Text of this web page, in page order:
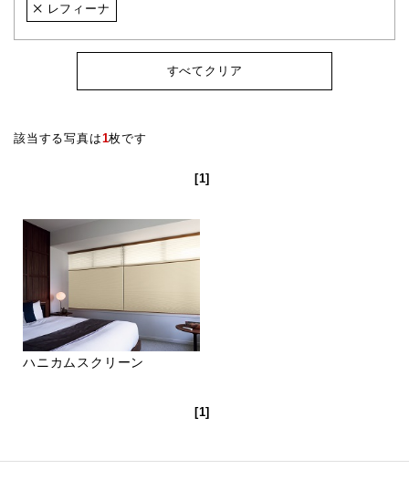
レフィーナ
すべてクリア
該当する写真は1枚です
[1]
ハニカムスクリーン
[1]